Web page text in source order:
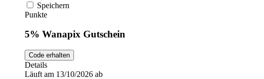
Speichern
Punkte
5% Wanapix Gutschein
Code erhalten
Details
Läuft am 13/10/2026 ab